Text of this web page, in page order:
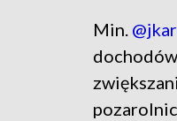
Min.